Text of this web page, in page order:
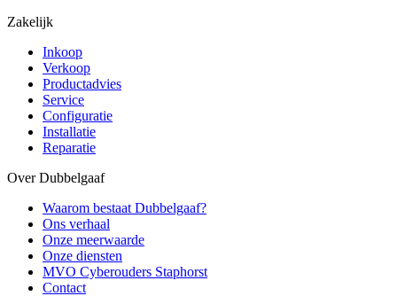
Zakelijk
Inkoop
Verkoop
Productadvies
Service
Configuratie
Installatie
Reparatie
Over Dubbelgaaf
Waarom bestaat Dubbelgaaf?
Ons verhaal
Onze meerwaarde
Onze diensten
MVO Cyberouders Staphorst
Contact